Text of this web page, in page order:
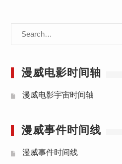
漫威电影时间轴
漫威电影宇宙时间轴
漫威事件时间线
漫威事件时间线